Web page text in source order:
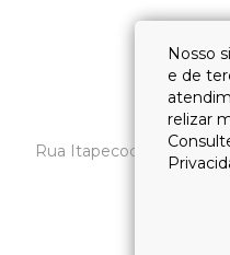
(11)
Rua Itapecoca, 27 - Vila
Nosso
e de
relizar